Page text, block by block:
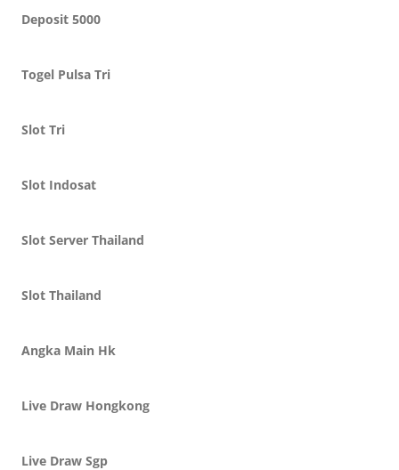
Deposit 5000
Togel Pulsa Tri
Slot Tri
Slot Indosat
Slot Server Thailand
Slot Thailand
Angka Main Hk
Live Draw Hongkong
Live Draw Sgp